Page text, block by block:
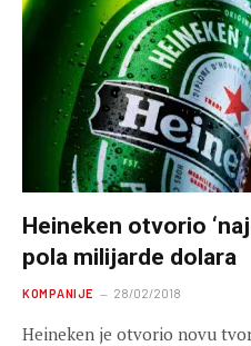
Heineken otvorio
pola milijarde dolara
KOMPANIJE 28/02/2018
Heineken je otvorio novu